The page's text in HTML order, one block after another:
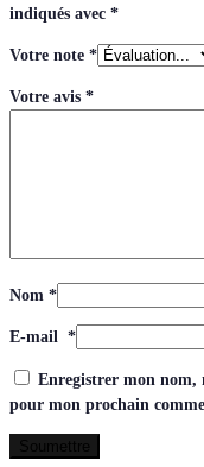
indiqués avec *
Votre note *
Votre avis *
Nom *
E-mail *
Enregistrer mon nom,
pour mon prochain